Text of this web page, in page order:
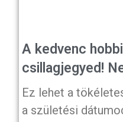
A kedvenc
csillagjegyed!
Ez lehet a
a születési